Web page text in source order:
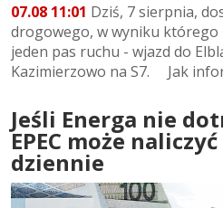
07.08 11:01 Dziś, 7 sierpnia,
drogowego, w wyniku którego
jeden pas ruchu - wjazd do
Kazimierzowo na S7. Jak
Jeśli Energa nie
EPEC może
dziennie